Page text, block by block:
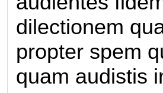
dilectionem
propter spem
quam audistis